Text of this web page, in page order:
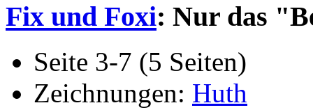
Fix und Foxi: Nur das
Seite 3-7 (5 Seiten)
Zeichnungen: Huth